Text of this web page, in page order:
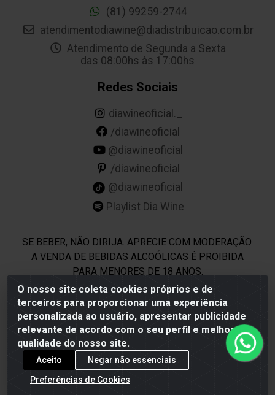
O nosso site coleta cookies próprios e de
terceiros para proporcionar uma experiência
personalizada ao usuário, apresentar publicidade
relevante de acordo com o seu perfil e melhorar a
qualidade do nosso site.
Aceito
Negar não essenciais
Preferências de Cookies
(81) 99259-2744
atendimentodiawine@diadistribuicao.com.br
Atendimento de Segunda a Sexta
das 08:00hs às 17:00hs
Redes Sociais
diawineoficial._
/diawineoficial
@diawineoficial
/diawineoficial
@diawineoficial
Playlist Dia Wine
SE BEBER, NÃO DIRIJA. APRECIE COM MODERAÇÃO.
A VENDA DE BEBIDAS ALCOÓLICAS É PROIBIDA
PARA MENORES DE 18 ANOS.
Dia Wine - Rodovia BR 232 KM 22,5 - Moreno/PE - CEP
54800-000 - CNPJ 69.944.973/0001-85